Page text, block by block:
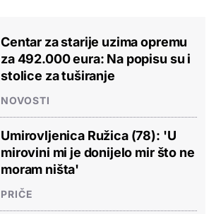
Centar za starije uzima opremu
za 492.000 eura: Na popisu su i
stolice za tuširanje
NOVOSTI
Umirovljenica Ružica (78): 'U
mirovini mi je donijelo mir što ne
moram ništa'
PRIČE